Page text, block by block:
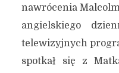
nawrócenia
angielskiego
telewizyjnych
spotkał się z